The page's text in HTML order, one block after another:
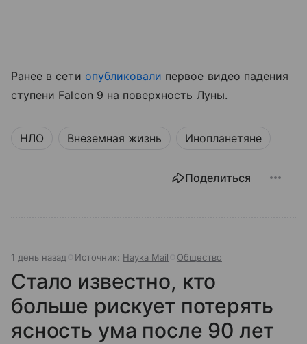
Ранее в сети опубликовали первое видео падения
ступени Falcon 9 на поверхность Луны.
НЛО Внеземная жизнь Инопланетяне
Поделиться
1 день назад Источник: Наука Mail Общество
Стало известно, кто
больше рискует потерять
ясность ума после 90 лет